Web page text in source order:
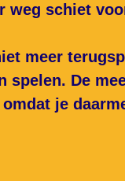
schiet
meer
De
je